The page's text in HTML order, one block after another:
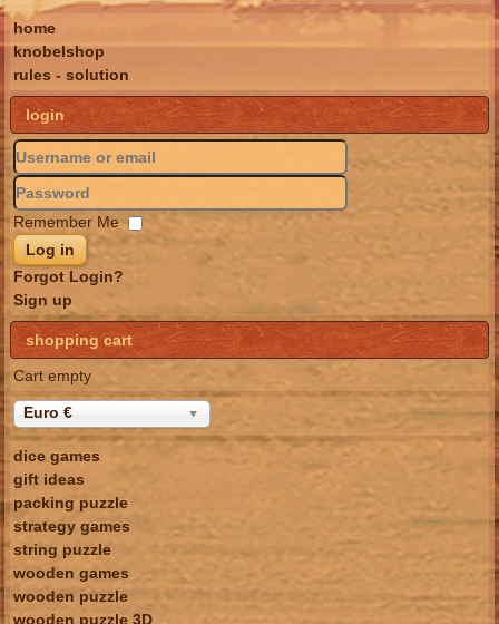
home
knobelshop
rules - solution
login
Remember Me
Log in
Forgot Login?
Sign up
shopping cart
Cart empty
Euro €
dice games
gift ideas
packing puzzle
strategy games
string puzzle
wooden games
wooden puzzle
wooden puzzle 3D